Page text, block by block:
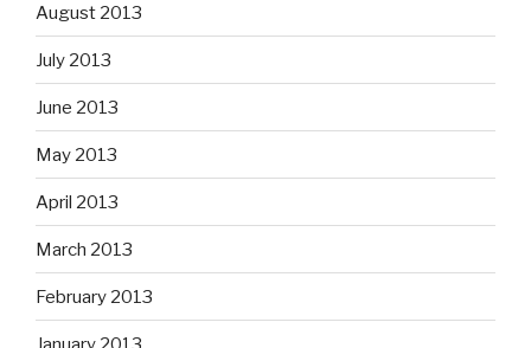
August 2013
July 2013
June 2013
May 2013
April 2013
March 2013
February 2013